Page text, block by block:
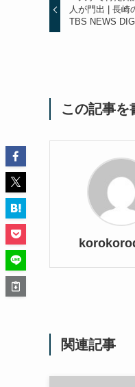
人が門出 | 長崎
TBS NEWS
この記事を
関連記事